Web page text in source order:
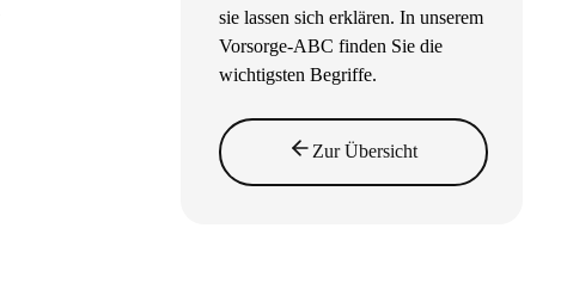
sie lassen sich erklären. In unserem
Vorsorge-ABC finden Sie die
wichtigsten Begriffe.
Zur Übersicht